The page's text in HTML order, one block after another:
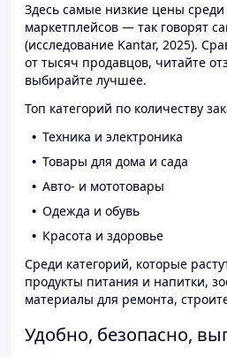
Здесь самые низкие цены среди
маркетплейсов — так говорят
(исследование Kantar, 2025).
от тысяч продавцов, читайте
выбирайте лучшее.
Топ категорий по количеству
Техника и электроника
Товары для дома и сада
Авто- и мототовары
Одежда и обувь
Красота и здоровье
Среди категорий, которые
продукты питания и напитки,
материалы для ремонта,
Удобно, безопасно,